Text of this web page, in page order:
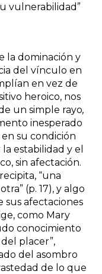
vulnerabilidad”
la dominación y
del vínculo en
en vez de
heroico, nos
un simple rayo,
inesperado
su condición
estabilidad y el
sin afectación.
“una
(p. 17), y algo
sus afectaciones
como Mary
conocimiento
placer”,
del asombro
de lo que